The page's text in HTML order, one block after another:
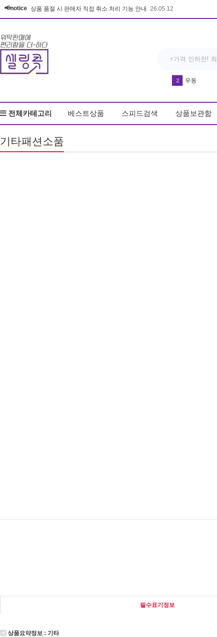
📢notice 상품 품절 시 판매자 직접 취소 처리 기능 안내 26.05.12
3 방석
5 드라이기
7 실리콘 손
전체카테고리 베스트상품 스피드검색 상품보관함
기타패션소품
필수표기정보
상품요약정보 : 기타